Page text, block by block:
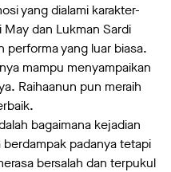
yang dialami karakter-
dan Lukman Sardi
performa yang luar biasa.
mampu menyampaikan
Raihaanun pun meraih
bagaimana kejadian
padanya tetapi
bersalah dan terpukul